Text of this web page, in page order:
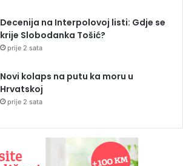
Decenija na Interpolovoj listi: Gdje se
krije Slobodanka Tošić?
prije 2 sata
Novi kolaps na putu ka moru u
Hrvatskoj
prije 2 sata